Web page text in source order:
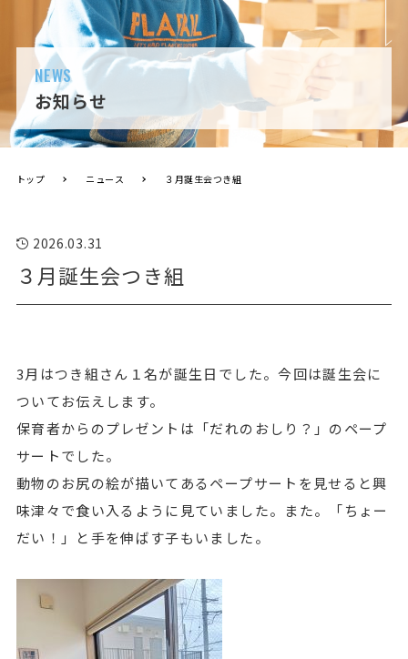
NEWS
お知らせ
トップ ニュース ３月誕生会つき組
2026.03.31
３月誕生会つき組
3月はつき組さん１名が誕生日でした。今回は誕生会に
ついてお伝えします。
保育者からのプレゼントは「だれのおしり？」のペープ
サートでした。
動物のお尻の絵が描いてあるペープサートを見せると興
味津々で食い入るように見ていました。また。「ちょー
だい！」と手を伸ばす子もいました。